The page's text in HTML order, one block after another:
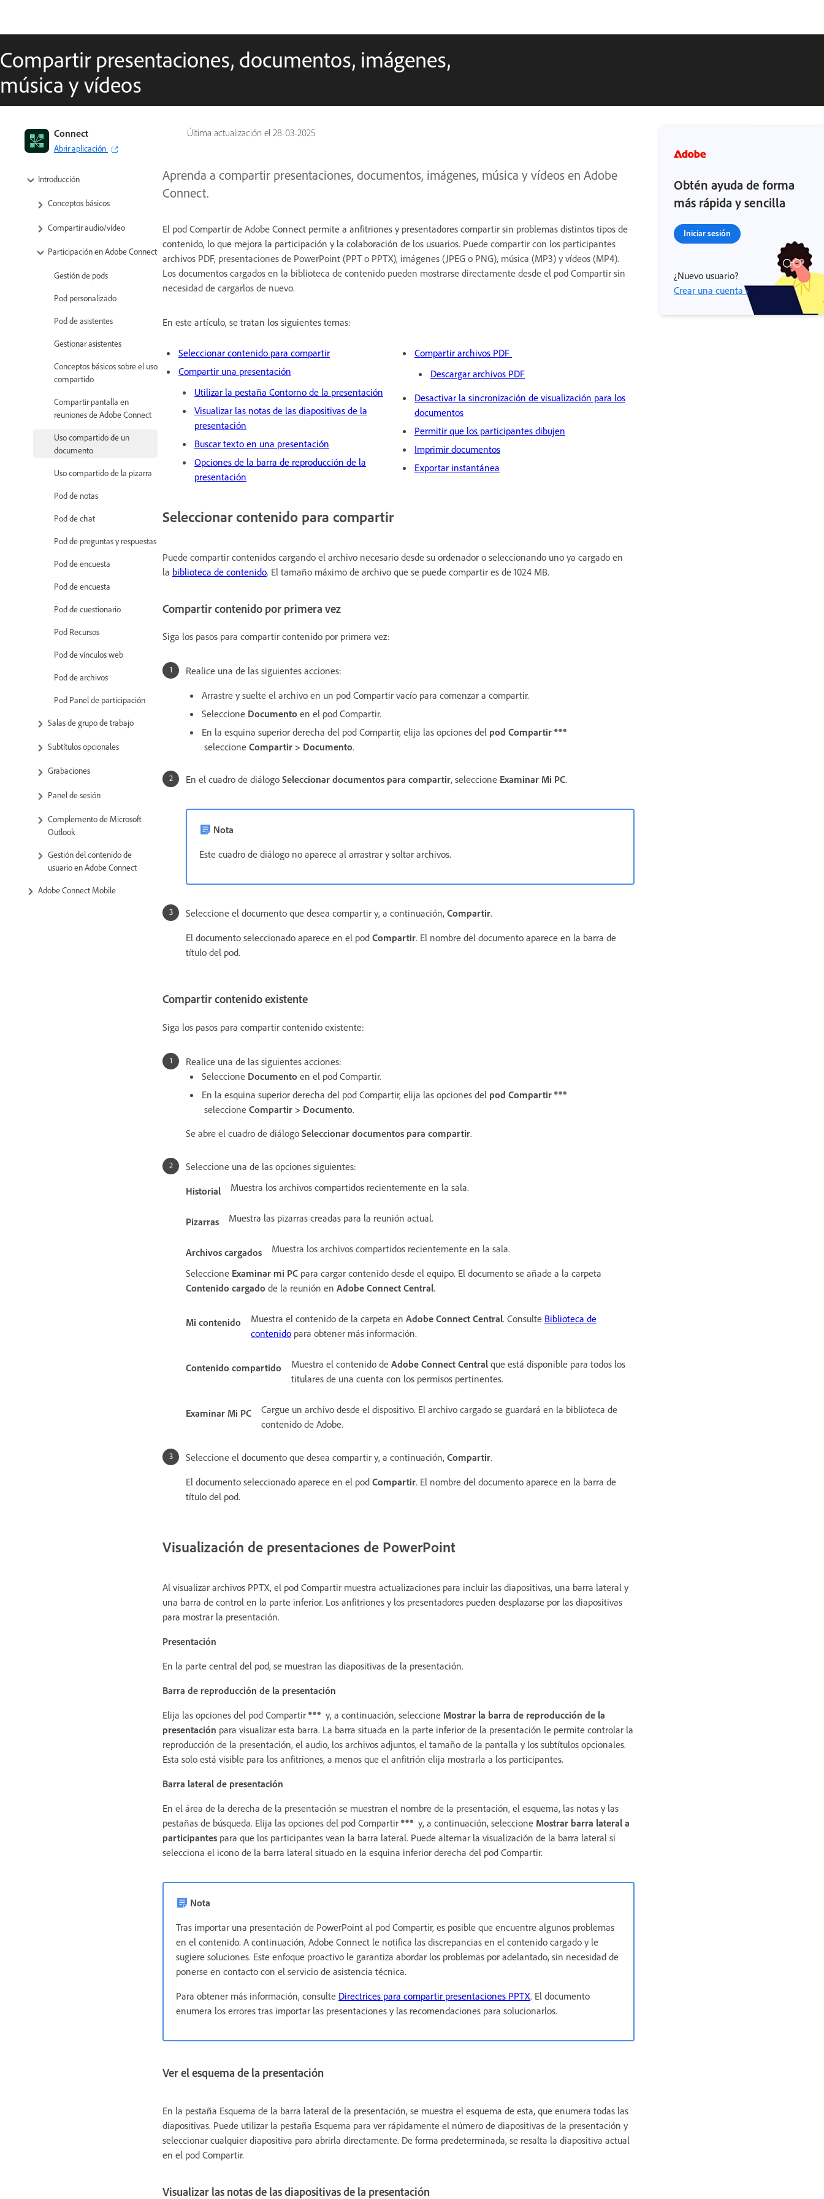
Compartir presentaciones, documentos, imágenes,
música y vídeos
Última actualización el 28-03-2025
Connect
Abrir aplicación
Guía del usuario de Adobe Connect
Acerca de Adobe Connect
Introducción
Conceptos básicos
Compartir audio/vídeo
Participación en Adobe Connect
Gestión de pods
Pod personalizado
Pod de asistentes
Gestionar asistentes
Conceptos básicos sobre el uso
compartido
Compartir pantalla en
reuniones de Adobe Connect
Uso compartido de un
documento
Uso compartido de la pizarra
Pod de notas
Pod de chat
Pod de preguntas y respuestas
Pod de encuesta
Pod de encuesta
Pod de cuestionario
Pod Recursos
Pod de vínculos web
Pod de archivos
Pod Panel de participación
Salas de grupo de trabajo
Subtítulos opcionales
Grabaciones
Panel de sesión
Complemento de Microsoft
Outlook
Gestión del contenido de
usuario en Adobe Connect
Adobe Connect Mobile
Aprenda a compartir presentaciones, documentos, imágenes, música y vídeos en Adobe
Connect.
El pod Compartir de Adobe Connect permite a anfitriones y presentadores compartir sin problemas distintos tipos de
contenido, lo que mejora la participación y la colaboración de los usuarios. Puede compartir con los participantes
archivos PDF, presentaciones de PowerPoint (PPT o PPTX), imágenes (JPEG o PNG), música (MP3) y vídeos (MP4).
Los documentos cargados en la biblioteca de contenido pueden mostrarse directamente desde el pod Compartir sin
necesidad de cargarlos de nuevo.
En este artículo, se tratan los siguientes temas:
Seleccionar contenido para compartir
Compartir una presentación
Utilizar la pestaña Contorno de la presentación
Visualizar las notas de las diapositivas de la
presentación
Buscar texto en una presentación
Opciones de la barra de reproducción de la
presentación
Compartir archivos PDF
Descargar archivos PDF
Desactivar la sincronización de visualización para los
documentos
Permitir que los participantes dibujen
Imprimir documentos
Exportar instantánea
Seleccionar contenido para compartir
Puede compartir contenidos cargando el archivo necesario desde su ordenador o seleccionando uno ya cargado en
la biblioteca de contenido. El tamaño máximo de archivo que se puede compartir es de 1024 MB.
Compartir contenido por primera vez
Siga los pasos para compartir contenido por primera vez:
Realice una de las siguientes acciones:
Arrastre y suelte el archivo en un pod Compartir vacío para comenzar a compartir.
Seleccione Documento en el pod Compartir.
En la esquina superior derecha del pod Compartir, elija las opciones del pod Compartir
seleccione Compartir > Documento.
En el cuadro de diálogo Seleccionar documentos para compartir, seleccione Examinar Mi PC.
Nota
Este cuadro de diálogo no aparece al arrastrar y soltar archivos.
Seleccione el documento que desea compartir y, a continuación, Compartir.
El documento seleccionado aparece en el pod Compartir. El nombre del documento aparece en la barra de
título del pod.
Compartir contenido existente
Siga los pasos para compartir contenido existente:
Realice una de las siguientes acciones:
Seleccione Documento en el pod Compartir.
En la esquina superior derecha del pod Compartir, elija las opciones del pod Compartir
seleccione Compartir > Documento.
Se abre el cuadro de diálogo Seleccionar documentos para compartir.
Seleccione una de las opciones siguientes:
Historial
Muestra los archivos compartidos recientemente en la sala.
Pizarras Muestra las pizarras creadas para la reunión actual.
Archivos cargados
Muestra los archivos compartidos recientemente en la sala.
Seleccione Examinar mi PC para cargar contenido desde el equipo. El documento se añade a la carpeta
Contenido cargado de la reunión en Adobe Connect Central.
Mi contenido Muestra el contenido de la carpeta en Adobe Connect Central. Consulte Biblioteca de
contenido para obtener más información.
Contenido compartido Muestra el contenido de Adobe Connect Central que está disponible para todos los
titulares de una cuenta con los permisos pertinentes.
Examinar Mi PC
Cargue un archivo desde el dispositivo. El archivo cargado se guardará en la biblioteca de
contenido de Adobe.
Seleccione el documento que desea compartir y, a continuación, Compartir.
El documento seleccionado aparece en el pod Compartir. El nombre del documento aparece en la barra de
título del pod.
Visualización de presentaciones de PowerPoint
Al visualizar archivos PPTX, el pod Compartir muestra actualizaciones para incluir las diapositivas, una barra lateral y
una barra de control en la parte inferior. Los anfitriones y los presentadores pueden desplazarse por las diapositivas
para mostrar la presentación.
Presentación
En la parte central del pod, se muestran las diapositivas de la presentación.
Barra de reproducción de la presentación
Elija las opciones del pod Compartir
y, a continuación, seleccione Mostrar la barra de reproducción de la
presentación para visualizar esta barra. La barra situada en la parte inferior de la presentación le permite controlar la
reproducción de la presentación, el audio, los archivos adjuntos, el tamaño de la pantalla y los subtítulos opcionales.
Esta solo está visible para los anfitriones, a menos que el anfitrión elija mostrarla a los participantes.
Barra lateral de presentación
En el área de la derecha de la presentación se muestran el nombre de la presentación, el esquema, las notas y las
pestañas de búsqueda. Elija las opciones del pod Compartir
y, a continuación, seleccione Mostrar barra lateral a
participantes para que los participantes vean la barra lateral. Puede alternar la visualización de la barra lateral si
selecciona el icono de la barra lateral situado en la esquina inferior derecha del pod Compartir.
Nota
Tras importar una presentación de PowerPoint al pod Compartir, es posible que encuentre algunos problemas
en el contenido. A continuación, Adobe Connect le notifica las discrepancias en el contenido cargado y le
sugiere soluciones. Este enfoque proactivo le garantiza abordar los problemas por adelantado, sin necesidad de
ponerse en contacto con el servicio de asistencia técnica.
Para obtener más información, consulte Directrices para compartir presentaciones PPTX. El documento
enumera los errores tras importar las presentaciones y las recomendaciones para solucionarlos.
Ver el esquema de la presentación
En la pestaña Esquema de la barra lateral de la presentación, se muestra el esquema de esta, que enumera todas las
diapositivas. Puede utilizar la pestaña Esquema para ver rápidamente el número de diapositivas de la presentación y
seleccionar cualquier diapositiva para abrirla directamente. De forma predeterminada, se resalta la diapositiva actual
en el pod Compartir.
Visualizar las notas de las diapositivas de la presentación
Obtén ayuda de forma
más rápida y sencilla
Iniciar sesión
¿Nuevo usuario?
Crear una cuenta ›